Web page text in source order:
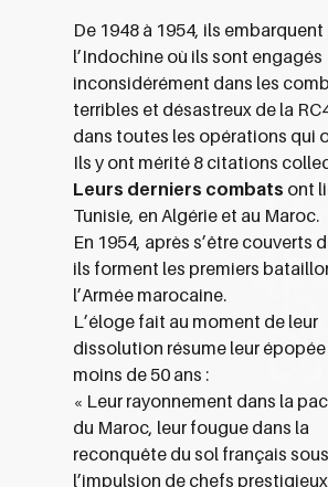
De 1948 à 1954, ils
l’Indochine où ils sont engagés
inconsidérément dans les
terribles et désastreux de la
dans toutes les opérations qui
Ils y ont mérité 8 citations
Leurs derniers combats ont
Tunisie, en Algérie et au Maroc.
En 1954, après s’être couverts
ils forment les premiers
l’Armée marocaine.
L’éloge fait au moment de leur
dissolution résume leur
moins de 50 ans :
« Leur rayonnement dans la
du Maroc, leur fougue dans la
reconquête du sol français sous
l’impulsion de chefs